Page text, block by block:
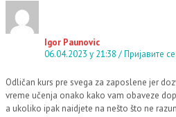
Igor Paunovic
06.04.2023 у 21:38
Пријавите
Odličan kurs pre svega za zaposlene jer
vreme učenja onako kako vam obaveze
a ukoliko ipak naidjete na nešto što ne